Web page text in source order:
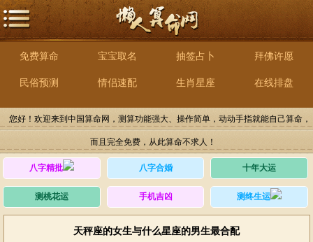
免费算命 宝宝取名 抽签占卜 拜佛许愿
民俗预测 情侣速配 生肖星座 在线排盘
您好！欢迎来到中国算命网，测算功能强大、操作简单，动动手指就能自己算命，
而且完全免费，从此算命不求人！
八字精批 八字合婚 十年大运
测桃花运 手机吉凶 测终生运
天秤座的女生与什么星座的男生最合配